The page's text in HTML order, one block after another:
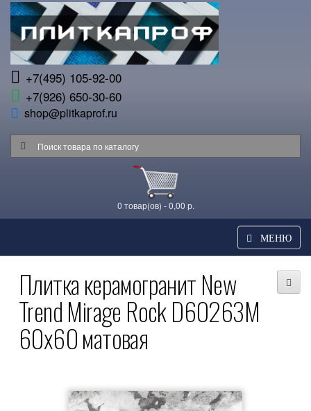
+7(495) 105-92-00
+7(926) 650-30-60
shop@plitkaprof.ru
0 товар(ов) - 0,00 р.
МЕНЮ
Плитка керамогранит New
Trend Mirage Rock D60263M
60x60 матовая